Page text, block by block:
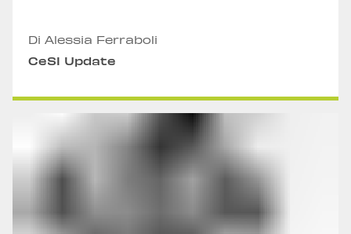
Di Alessia Ferraboli
CeSI Update